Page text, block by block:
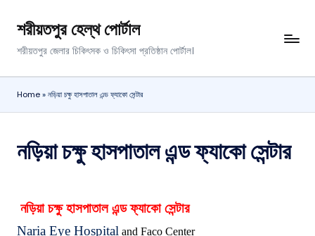
শরীয়তপুর হেল্থ পোর্টাল
শরীয়তপুর জেলার চিকিৎসক ও চিকিৎসা প্রতিষ্ঠান পোর্টাল।
Home»নড়িয়া চক্ষু হাসপাতাল এন্ড ফ্যাকো সেন্টার
নড়িয়া চক্ষু হাসপাতাল এন্ড ফ্যাকো সেন্টার
নড়িয়া চক্ষু হাসপাতাল এন্ড ফ্যাকো সেন্টার
Naria Eye Hospital and Faco Center